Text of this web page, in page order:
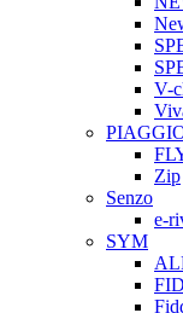
V-
Zip
Senzo
e-
SYM